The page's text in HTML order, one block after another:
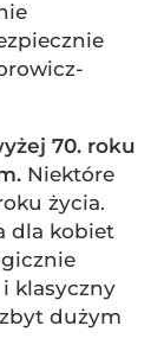
70. roku
Niektóre
życia.
dla kobiet
klasyczny
dużym